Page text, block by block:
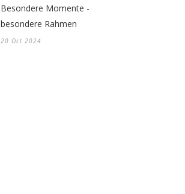
Besondere Momente -
besondere Rahmen
20 Oct 2024